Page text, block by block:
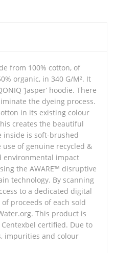
from 100% cotton, of
organic, in 340 G/M². It
‘Jasper’ hoodie. There
the dyeing process.
in its existing colour
creates the beautiful
inside is soft-brushed
of genuine recycled &
environmental impact
the AWARE™ disruptive
technology. By scanning
to a dedicated digital
proceeds of each sold
This product is
Centexbel certified. Due to
impurities and colour